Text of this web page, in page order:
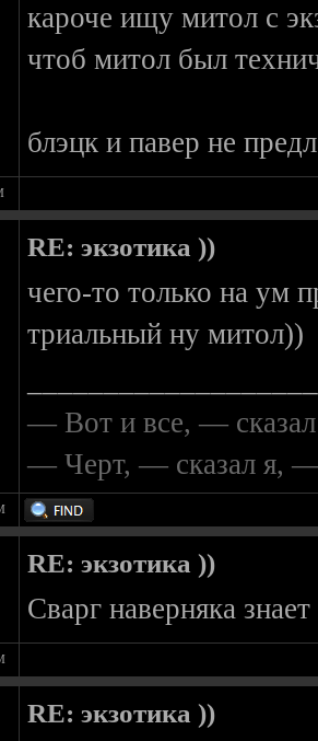
кароче ищу митол с
чтоб митол был
блэцк и павер не
RE: экзотика ))
чего-то только на ум
триальный ну митол))
— Вот и все, —
— Черт, — сказал я, —
RE: экзотика ))
Сварг наверняка
RE: экзотика ))